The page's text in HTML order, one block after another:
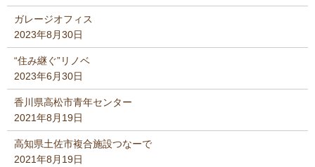
ガレージオフィス
2023年8月30日
“住み継ぐ”リノベ
2023年6月30日
香川県高松市青年センター
2021年8月19日
高知県土佐市複合施設つなーで
2021年8月19日